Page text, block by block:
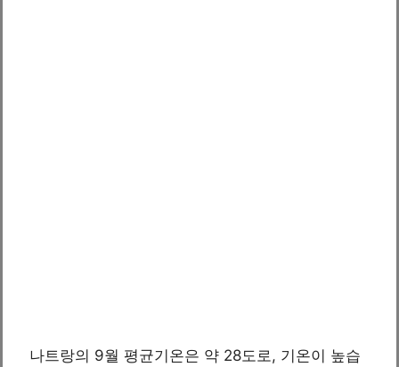
나트랑의 9월 평균기온은 약 28도로, 기온이 높습